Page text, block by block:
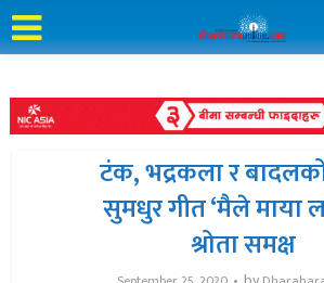
टंक, भद्रकला र
सुमधुर गीत ‘मैले माया
श्रोता समक्ष